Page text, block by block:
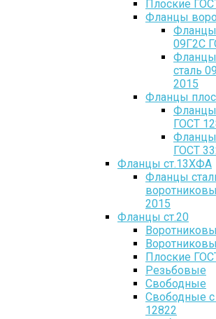
Плоские
Фланцы
09Г2С
сталь
2015
Фланцы
Фланцы
ГОСТ
Фланцы
ГОСТ
Фланцы ст.13ХФА
Фланцы
2015
Фланцы ст.20
Плоские
Резьбовые
Свободные
Свободные
12822